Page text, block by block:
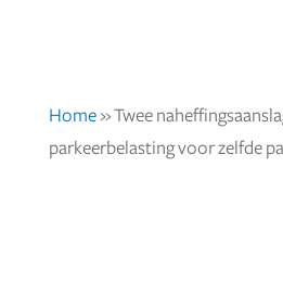
Home»Twee
parkeerbelasting voor zelfde